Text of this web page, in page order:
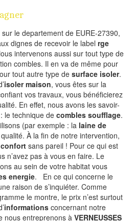
le departement de EURE-27390,
dignes de recevoir le label rge
intervenons aussi sur tout type de
combles. Il en va de même pour
tout autre type de surface isoler.
isoler maison, vous êtes sur la
vos travaux, vous bénéficierez
En effet, nous avons les savoir-
le technique de combles soufflage.
(par exemple : la laine de
À la fin de notre intervention,
confort sans pareil ! Pour ce qui est
n’avez pas à vous en faire. Le
au sein de votre habitat vous
energie. En ce qui concerne le
raison de s’inquiéter. Comme
le montre, le prix n’est surtout
informations concernant notre
nous entreprenons à VERNEUSSES